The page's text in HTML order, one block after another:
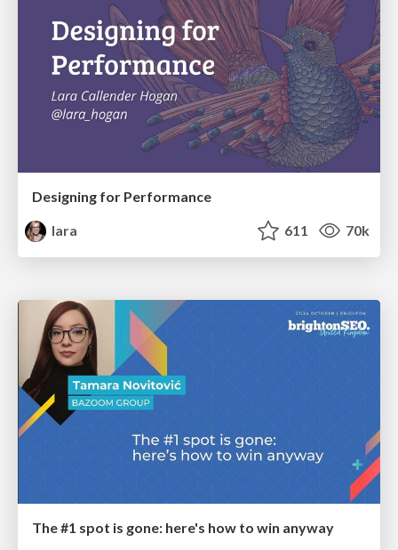
Designing for Performance
lara
611 70k
The #1 spot is gone: here's how to win anyway